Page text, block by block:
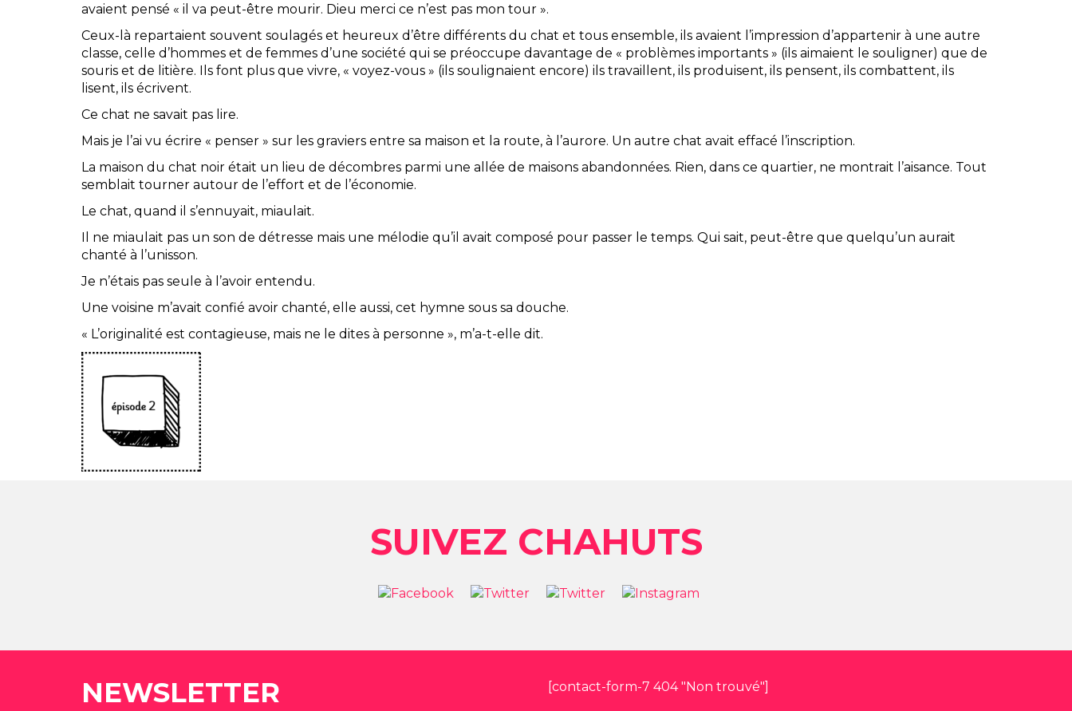
avaient pensé « il va peut-être mourir. Dieu merci ce n’est pas mon tour ».
Ceux-là repartaient souvent soulagés et heureux d’être différents du chat et tous ensemble, ils avaient l’impression d’appartenir à une autre
classe, celle d’hommes et de femmes d’une société qui se préoccupe davantage de « problèmes importants » (ils aimaient le souligner) que de
souris et de litière. Ils font plus que vivre, « voyez-vous » (ils soulignaient encore) ils travaillent, ils produisent, ils pensent, ils combattent, ils
lisent, ils écrivent.
Ce chat ne savait pas lire.
Mais je l’ai vu écrire « penser » sur les graviers entre sa maison et la route, à l’aurore. Un autre chat avait effacé l’inscription.
La maison du chat noir était un lieu de décombres parmi une allée de maisons abandonnées. Rien, dans ce quartier, ne montrait l’aisance. Tout
semblait tourner autour de l’effort et de l’économie.
Le chat, quand il s’ennuyait, miaulait.
Il ne miaulait pas un son de détresse mais une mélodie qu’il avait composé pour passer le temps. Qui sait, peut-être que quelqu’un aurait
chanté à l’unisson.
Je n’étais pas seule à l’avoir entendu.
Une voisine m’avait confié avoir chanté, elle aussi, cet hymne sous sa douche.
« L’originalité est contagieuse, mais ne le dites à personne », m’a-t-elle dit.
SUIVEZ CHAHUTS
NEWSLETTER [contact-form-7 404 "Non trouvé"]